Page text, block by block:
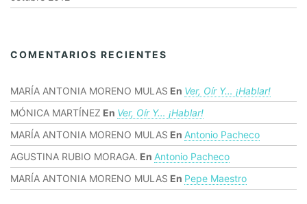
COMENTARIOS RECIENTES
MARÍA ANTONIA MORENO MULAS En Ver, Oír Y… ¡hablar!
MÓNICA MARTÍNEZ En Ver, Oír Y… ¡hablar!
MARÍA ANTONIA MORENO MULAS En Antonio Pacheco
AGUSTINA RUBIO MORAGA. En Antonio Pacheco
MARÍA ANTONIA MORENO MULAS En Pepe Maestro